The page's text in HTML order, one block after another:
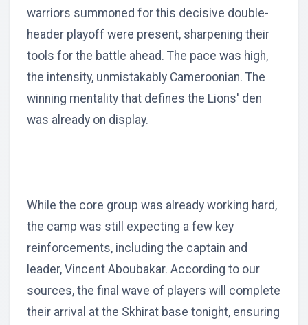
warriors summoned for this decisive double-
header playoff were present, sharpening their
tools for the battle ahead. The pace was high,
the intensity, unmistakably Cameroonian. The
winning mentality that defines the Lions' den
was already on display.
While the core group was already working hard,
the camp was still expecting a few key
reinforcements, including the captain and
leader, Vincent Aboubakar. According to our
sources, the final wave of players will complete
their arrival at the Skhirat base tonight, ensuring